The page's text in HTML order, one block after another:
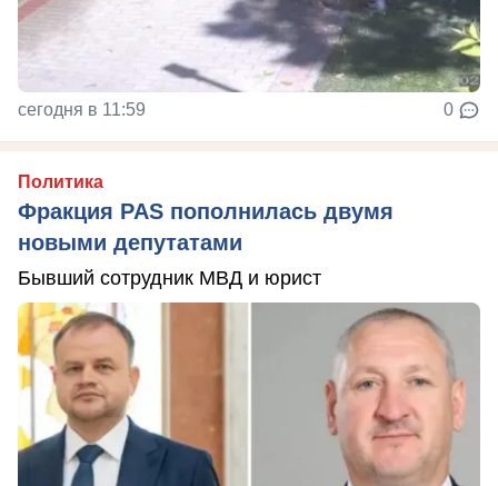
сегодня в 11:59 0
Политика
Фракция PAS пополнилась двумя
новыми депутатами
Бывший сотрудник МВД и юрист